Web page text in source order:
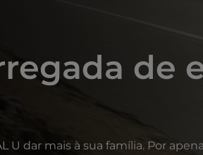
de
dar mais à sua família. Por